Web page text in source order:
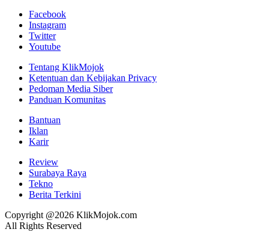
Facebook
Instagram
Twitter
Youtube
Tentang KlikMojok
Ketentuan dan Kebijakan Privacy
Pedoman Media Siber
Panduan Komunitas
Bantuan
Iklan
Karir
Review
Surabaya Raya
Tekno
Berita Terkini
Copyright @2026 KlikMojok.com
All Rights Reserved